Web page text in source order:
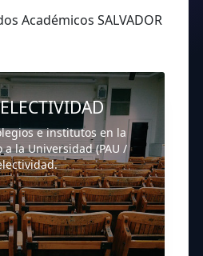
Académicos SALVADOR
e institutos en la
a la Universidad (PAU /